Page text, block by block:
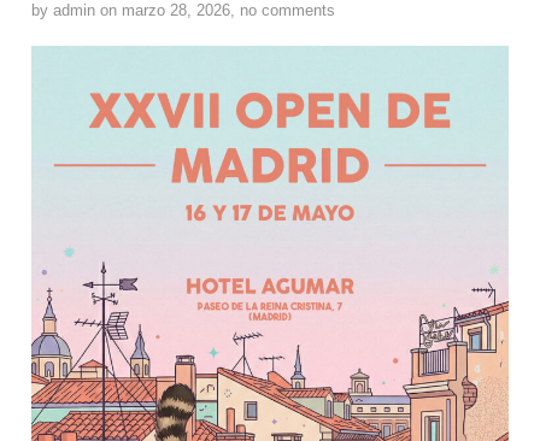
by admin on marzo 28, 2026, no comments